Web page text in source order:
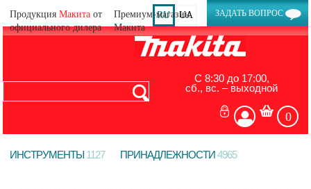
ПродукцияМакита от
официального дилера
ЗАДАТЬ ВОПРОС
RU UA
С 8:30 до 17:00,
сб., вс. – выходной
0
ИНСТРУМЕНТЫ 1127 ПРИНАДЛЕЖНОСТИ4965